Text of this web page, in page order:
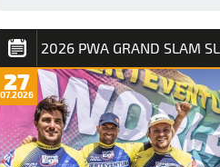
2026 PWA GRAND SLAM
27
07.2026